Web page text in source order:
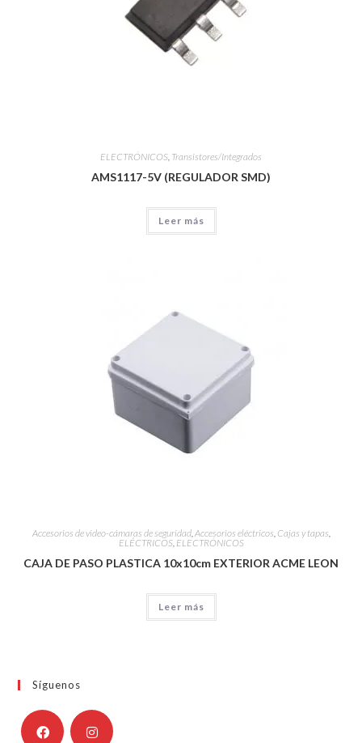
ELECTRÓNICOS Transistores/Integrados
AMS1117-5V (REGULADOR SMD)
Leer más
Accesorios de video-cámaras de seguridad,Accesorios eléctricos, Cajas y tapas,
ELÉCTRICOS, ELECTRÓNICOS
CAJA DE PASO PLASTICA 10x10cm EXTERIOR ACME LEON
Leer más
Síguenos